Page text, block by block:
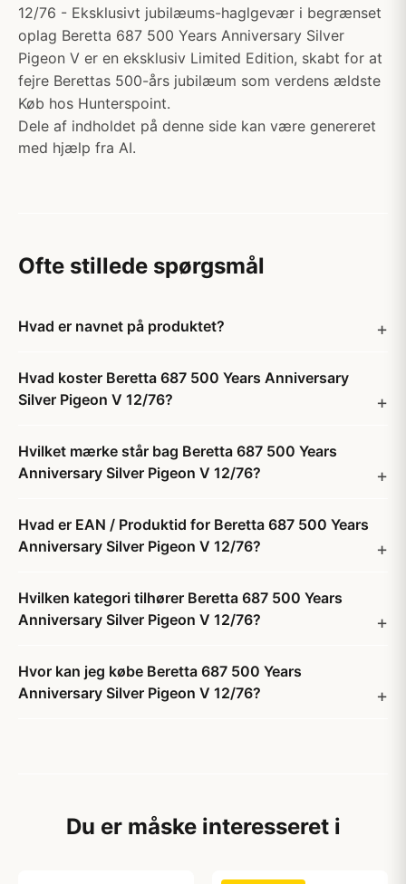
12/76 - Eksklusivt jubilæums-haglgevær i begrænset
oplag Beretta 687 500 Years Anniversary Silver
Pigeon V er en eksklusiv Limited Edition, skabt for at
fejre Berettas 500-års jubilæum som verdens ældste
Køb hos Hunterspoint.
Dele af indholdet på denne side kan være genereret
med hjælp fra AI.
Ofte stillede spørgsmål
Hvad er navnet på produktet?
Hvad koster Beretta 687 500 Years Anniversary
Silver Pigeon V 12/76?
Hvilket mærke står bag Beretta 687 500 Years
Anniversary Silver Pigeon V 12/76?
Hvad er EAN / Produktid for Beretta 687 500 Years
Anniversary Silver Pigeon V 12/76?
Hvilken kategori tilhører Beretta 687 500 Years
Anniversary Silver Pigeon V 12/76?
Hvor kan jeg købe Beretta 687 500 Years
Anniversary Silver Pigeon V 12/76?
Du er måske interesseret i